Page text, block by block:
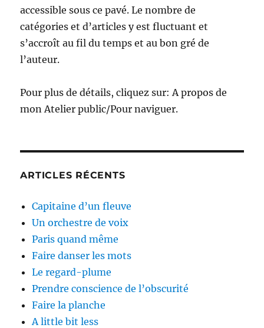
accessible sous ce pavé. Le nombre de
catégories et d’articles y est fluctuant et
s’accroît au fil du temps et au bon gré de
l’auteur.
Pour plus de détails, cliquez sur: A propos de
mon Atelier public/Pour naviguer.
ARTICLES RÉCENTS
Capitaine d’un fleuve
Un orchestre de voix
Paris quand même
Faire danser les mots
Le regard-plume
Prendre conscience de l’obscurité
Faire la planche
A little bit less